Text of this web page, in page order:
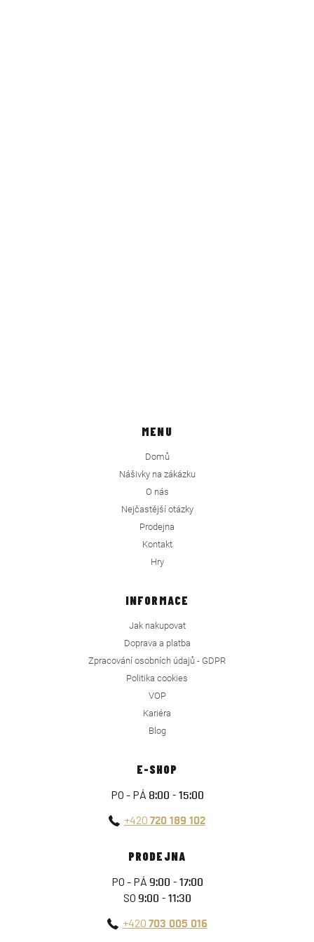
MENU
Domů
Nášivky na zákázku
O nás
Nejčastější otázky
Prodejna
Kontakt
Hry
INFORMACE
Jak nakupovat
Doprava a platba
Zpracování osobních údajů - GDPR
Politika cookies
VOP
Kariéra
Blog
E-SHOP
PO - PÁ 8:00 - 15:00
+420 720 189 102
PRODEJNA
PO - PÁ 9:00 - 17:00
SO 9:00 - 11:30
+420 703 005 016